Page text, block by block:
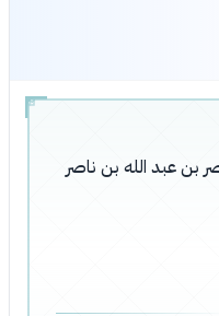
بن عبد الله بن ناصر